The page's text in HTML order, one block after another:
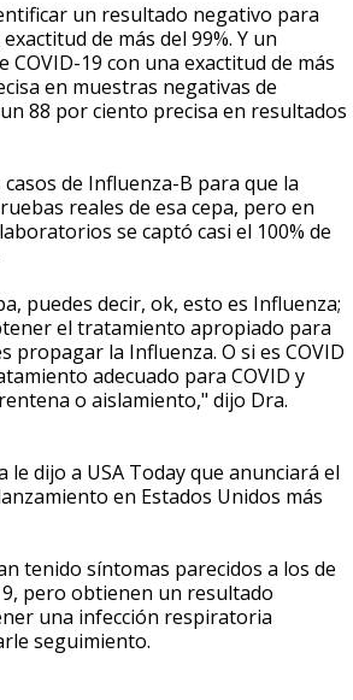
un resultado negativo para
de más del 99%. Y un
COVID-19 con una exactitud de más
en muestras negativas de
88 por ciento precisa en resultados
de Influenza-B para que la
reales de esa cepa, pero en
se captó casi el 100% de
puedes decir, ok, esto es Influenza;
el tratamiento apropiado para
propagar la Influenza. O si es COVID
adecuado para COVID y
o aislamiento," dijo Dra.
le dijo a USA Today que anunciará el
en Estados Unidos más
tenido síntomas parecidos a los de
pero obtienen un resultado
una infección respiratoria
seguimiento.